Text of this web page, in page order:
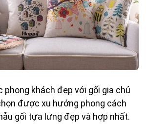
khách đẹp với gối gia chủ
được xu hướng phong cách
gối tựa lưng đẹp và hợp nhất.